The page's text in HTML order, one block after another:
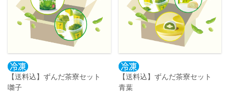
【送料込】ずんだ茶寮セット
囃子
【送料込】ずんだ茶寮セット
青葉